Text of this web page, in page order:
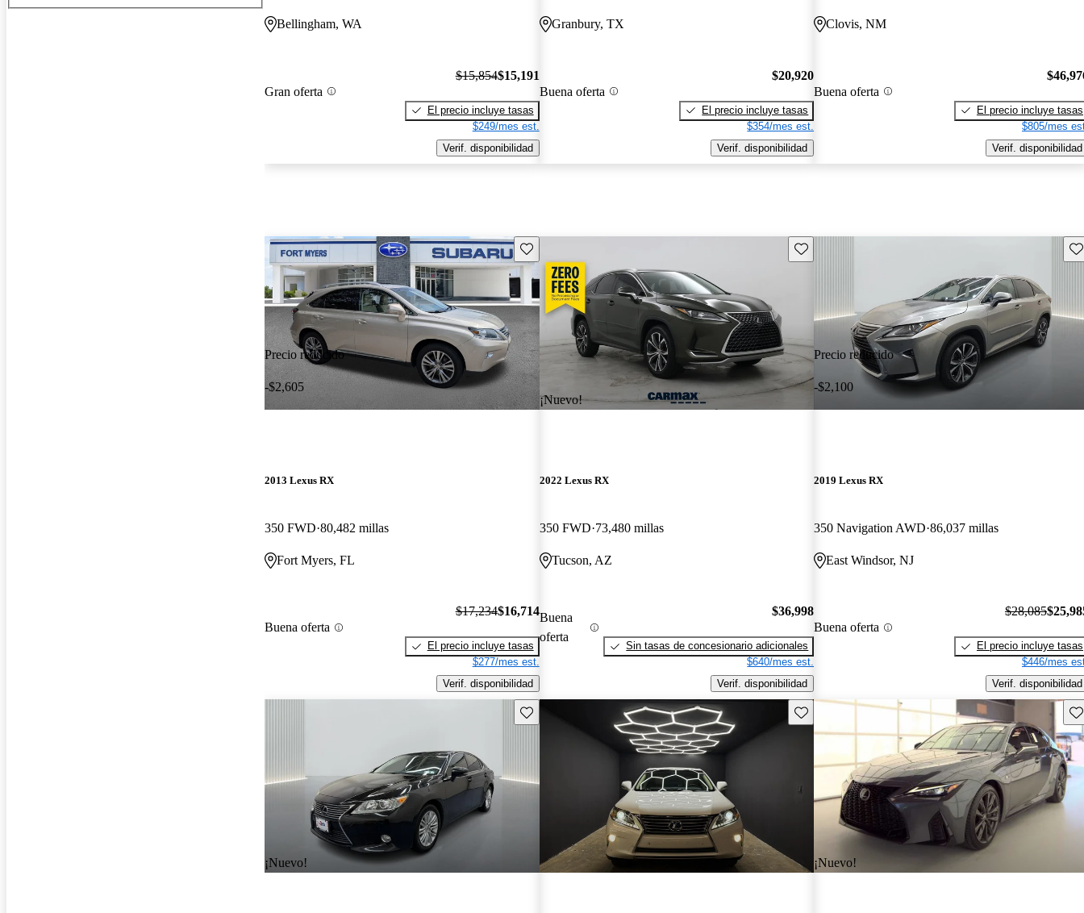
Bellingham, WA
Gran oferta
$15,854$15,191
El precio incluye tasas
$249/mes est.
Verif. disponibilidad
Granbury, TX
Buena oferta
$20,920
El precio incluye tasas
$354/mes est.
Verif. disponibilidad
Clovis, NM
Buena oferta
El precio incluye tasas
$805/mes
Verif. disponibilidad
Precio reducido
-$2,605
Guarda este Aviso
2013 Lexus RX
350 FWD 80,482 millas
Fort Myers, FL
Buena oferta
$17,234$16,714
El precio incluye tasas
$277/mes est.
Verif. disponibilidad
¡Nuevo!
Guarda este Aviso
2022 Lexus RX
350 FWD 73,480 millas
Tucson, AZ
Buena
oferta
$36,998
Sin tasas de concesionario adicionales
$640/mes est.
Verif. disponibilidad
Precio reducido
-$2,100
2019 Lexus RX
350 Navigation AWD 86,037 millas
East Windsor, NJ
Buena oferta
$28,085
El precio incluye tasas
$446/mes
Verif. disponibilidad
¡Nuevo!
Guarda este Aviso Guarda este Aviso
¡Nuevo!